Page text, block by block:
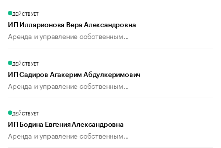
ДЕЙСТВУЕТ
ИП Илларионова Вера Александровна
Аренда и управление собственным...
ДЕЙСТВУЕТ
ИП Садиров Агакерим Абдулкеримович
Аренда и управление собственным...
ДЕЙСТВУЕТ
ИП Бодина Евгения Александровна
Аренда и управление собственным...